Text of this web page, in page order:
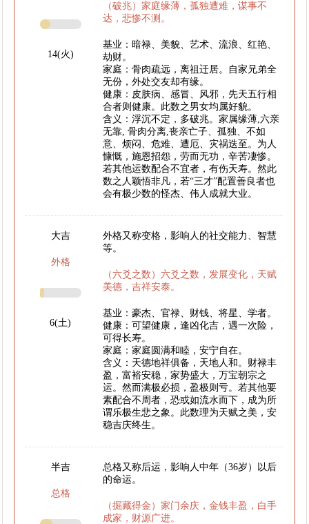
14(火)
（破兆）家庭缘薄，孤独遭难，谋事不
达，悲惨不测。
基业：暗禄、美貌、艺术、流浪、红艳、
劫财。
家庭：骨肉疏远，离祖迁居。自家兄弟全
无份，外处交友却有缘。
健康：皮肤病、感冒、风邪，先天五行相
合者则健康。此数之男女均属好貌。
含义：浮沉不定，多破兆。家属缘薄,六亲
无靠, 骨肉分离,丧亲亡子、孤独、不如
意、烦闷、危难、遭厄、灾祸迭至。为人
慷慨，施恩招怨，劳而无功，辛苦凄惨。
若其他运数配合不宜者，有伤天寿。然此
数之人颖悟非凡，若“三才”配置善良者也
会有极少数的怪杰、伟人成就大业。
大吉
外格
6(土)
外格又称变格，影响人的社交能力、智慧
等。
（六爻之数）六爻之数，发展变化，天赋
美德，吉祥安泰。
基业：豪杰、官禄、财钱、将星、学者。
健康：可望健康，逢凶化吉，遇一次险，
可得长寿。
家庭：家庭圆满和睦，安宁自在。
含义：天德地祥俱备，天地人和。财禄丰
盈，富裕安稳，家势盛大，万宝朝宗之
运。然而满极必损，盈极则亏。若其他要
素配合不周者，恐或如流水而下，成为所
谓乐极生悲之象。此数理为天赋之美，安
稳吉庆终生。
半吉
总格
总格又称后运，影响人中年（36岁）以后
的命运。
（掘藏得金）家门余庆，金钱丰盈，白手
成家，财源广进。